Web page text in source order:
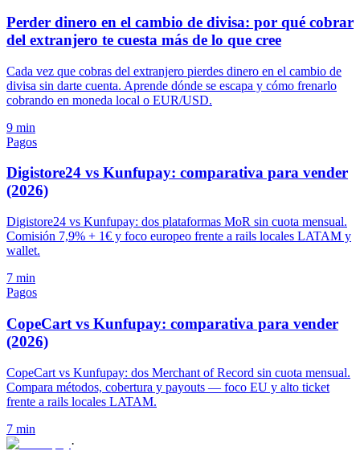
Perder dinero en el cambio de divisa: por qué cobrar
del extranjero te cuesta más de lo que cree
Cada vez que cobras del extranjero pierdes dinero en el cambio de
divisa sin darte cuenta. Aprende dónde se escapa y cómo frenarlo
cobrando en moneda local o EUR/USD.
9 min
Pagos
Digistore24 vs Kunfupay: comparativa para vender
(2026)
Digistore24 vs Kunfupay: dos plataformas MoR sin cuota mensual.
Comisión 7,9% + 1€ y foco europeo frente a rails locales LATAM y
wallet.
7 min
Pagos
CopeCart vs Kunfupay: comparativa para vender
(2026)
CopeCart vs Kunfupay: dos Merchant of Record sin cuota mensual.
Compara métodos, cobertura y payouts — foco EU y alto ticket
frente a rails locales LATAM.
7 min
·